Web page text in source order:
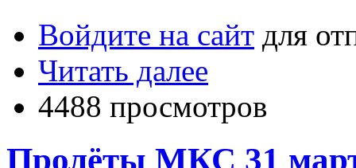
Войдите на сайт для
Читать далее
4488 просмотров
Пролёты МКС 31